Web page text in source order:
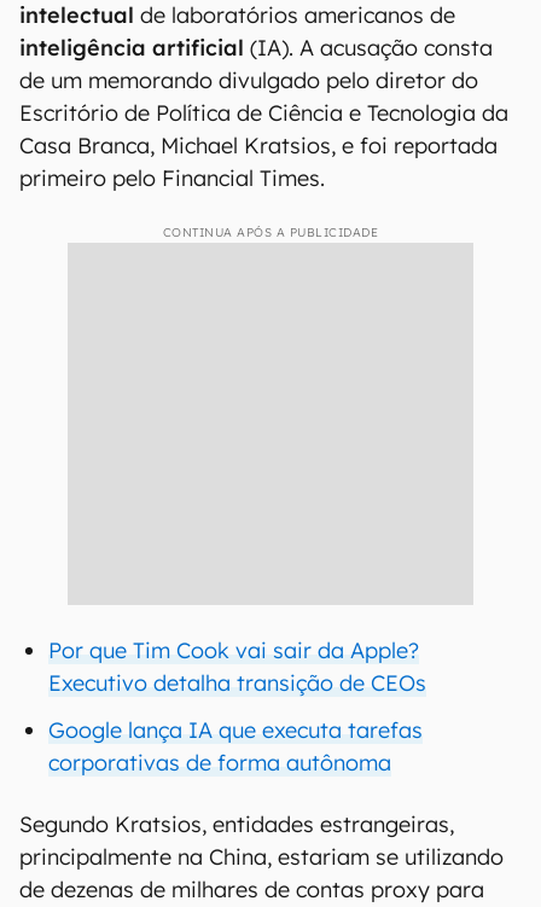
intelectual de laboratórios americanos de
inteligência artificial (IA). A acusação consta
de um memorando divulgado pelo diretor do
Escritório de Política de Ciência e Tecnologia da
Casa Branca, Michael Kratsios, e foi reportada
primeiro pelo Financial Times.
CONTINUA APÓS A PUBLICIDADE
Por que Tim Cook vai sair da Apple?
Executivo detalha transição de CEOs
Google lança IA que executa tarefas
corporativas de forma autônoma
Segundo Kratsios, entidades estrangeiras,
principalmente na China, estariam se utilizando
de dezenas de milhares de contas proxy para